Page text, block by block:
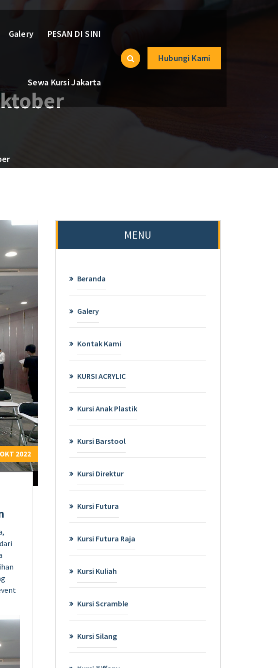
Galery PESAN DI SINI
Sewa Kursi Jakarta
Hubungi Kami
OKT 2022
MENU
Beranda
Galery
Kontak Kami
KURSI ACRYLIC
Kursi Anak Plastik
Kursi Barstool
Kursi Direktur
Kursi Futura
Kursi Futura Raja
Kursi Kuliah
Kursi Scramble
Kursi Silang